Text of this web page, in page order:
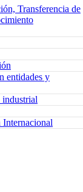
Transferencia de
entidades y
industrial
Internacional